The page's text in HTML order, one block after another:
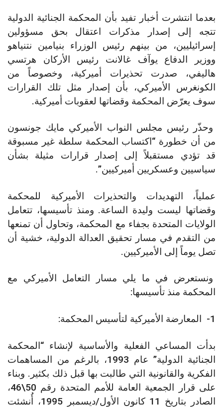
بعدما انتشرت أخبار تفيد بأن المحكمة الجنائية الدولية
تتجه إلى إصدار مذكرات اعتقال بحق مسؤولين
إسرائيليين، من بينهم رئيس الوزراء بنيامين نتنياهو
ووزير الدفاع يوآف غالانت رئيس الأركان هرتسي
هاليفي، صدرت تحذيرات أميركية، وخصوصاً من
الكونغرس الأميركي، بأن إصدار مثل تلك القرارات
سوف يعرّض المحكمة وقضاتها لعقوبات أميركية.
وحذّر رئيس مجلس النواب الأميركي مايك جونسون
من أن خطورة “اكتساب المحكمة سلطة غير مسبوقة
قد تؤدي مستقبلاً إلى إصدار قرارات مثيلة بشأن
سياسيين وعسكريين أميركيين”.
عملياً، التهديدات والتحذيرات الأميركية للمحكمة
وقضاتها ليست وليدة الساعة. ومنذ تأسيسها، تتعامل
الولايات المتحدة بجفاء مع المحكمة، وتحاول أن تمنعها
من التقدم في مسار تحقيق العدالة الدولية، خشية أن
تصل يوماً إلى الأميركيين.
ونستعرض في ما يلي مسار التعامل الأميركي مع
المحكمة منذ تأسيسها:
1- المعارضة الأميركية لتأسيس المحكمة:
بدأت المساعي الفعلية والأساسية لإنشاء “المحكمة
الجنائية الدولية” عام 1993، بالرغم من المساهمات
الفكرية والقانونية التي طالبت بها قبل ذلك بكثير. وبناء
على قرار الجمعية العامة للأمم المتحدة رقم 50\46،
الصادر بتاريخ 11 كانون الأول/ديسمبر 1995، أُنشئت